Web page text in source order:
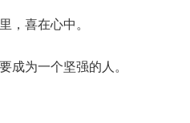
，喜在心中。
为一个坚强的人。